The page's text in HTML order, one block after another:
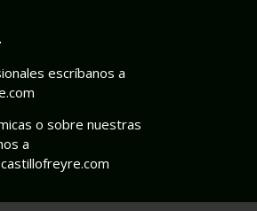
escríbanos a
o sobre nuestras
a